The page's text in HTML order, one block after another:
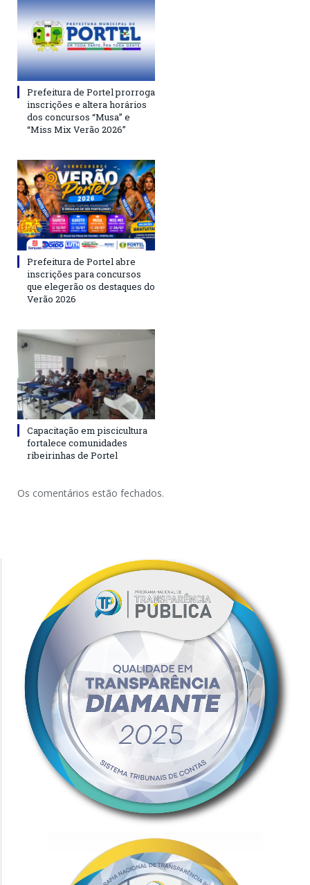
Prefeitura de Portel prorroga
inscrições e altera horários
dos concursos “Musa” e
“Miss Mix Verão 2026”
Prefeitura de Portel abre
inscrições para concursos
que elegerão os destaques do
Verão 2026
Capacitação em piscicultura
fortalece comunidades
ribeirinhas de Portel
Os comentários estão fechados.